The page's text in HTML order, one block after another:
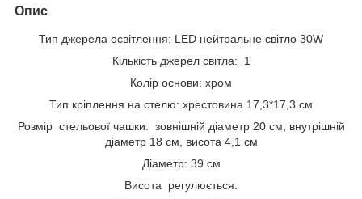
Опис
Тип джерела освітлення: LED нейтральне світло 30W
Кількість джерел світла: 1
Колір основи: хром
Тип кріплення на стелю: хрестовина 17,3*17,3 см
Розмір стельової чашки: зовнішній діаметр 20 см, внутрішній
діаметр 18 см, висота 4,1 см
Діаметр: 39 см
Висота регулюється.